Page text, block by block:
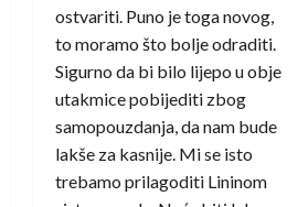
ostvariti. Puno je toga novog,
to moramo što bolje odraditi.
Sigurno da bi bilo lijepo u obje
utakmice pobijediti zbog
samopouzdanja, da nam bude
lakše za kasnije. Mi se isto
trebamo prilagoditi Lininom